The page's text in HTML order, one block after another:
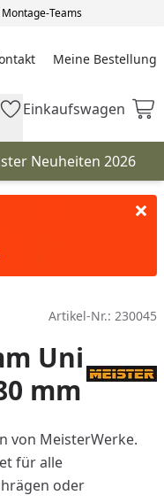
Montage-Teams
Meine Bestellung
Meine Bestellung
Einkaufswagen
Einkaufswagen
Neuheiten 2026
Artikel-Nr.: 230045
Uni
mm
von MeisterWerke.
für alle
oder